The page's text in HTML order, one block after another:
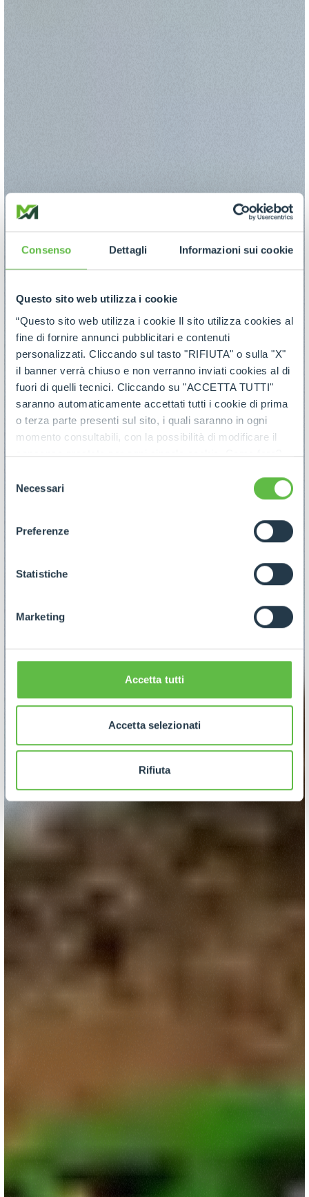
Consenso Dettagli Informazioni sui cookie
Questo sito web utilizza i cookie
“Questo sito web utilizza i cookie Il sito utilizza cookies al
fine di fornire annunci pubblicitari e contenuti
personalizzati. Cliccando sul tasto "RIFIUTA" o sulla "X"
il banner verrà chiuso e non verranno inviati cookies al di
fuori di quelli tecnici. Cliccando su "ACCETTA TUTTI"
saranno automaticamente accettati tutti i cookie di prima
o terza parte presenti sul sito, i quali saranno in ogni
momento consultabili, con la possibilità di modificare il
consenso prestato per ogni singolo cookie. Come fare?
ogni pagina, selezionare "Modifichi il suo consenso" e
dell'informativa completa nel footer presente in ogni
pagina. Per esercitare i diritti riconosciuti all'interessato ai
GDPR abbiamo predisposto una
apposita procedura.
delNecessari
Preferenze
Statistiche
Marketing
Accetta tutti
Accetta selezionati
Rifiuta